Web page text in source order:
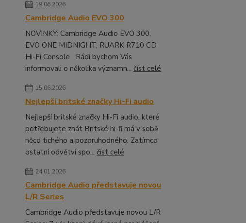
19.06.2026
Cambridge Audio EVO 300
NOVINKY: Cambridge Audio EVO 300,
EVO ONE MIDNIGHT, RUARK R710 CD
Hi-Fi Console Rádi bychom Vás
informovali o několika významn... číst celé
15.06.2026
Nejlepší britské značky Hi-Fi audio
Nejlepší britské značky Hi-Fi audio, které
potřebujete znát Britské hi-fi má v sobě
něco tichého a pozoruhodného. Zatímco
ostatní odvětví spo... číst celé
24.01.2026
Cambridge Audio představuje novou
L/R Series
Cambridge Audio představuje novou L/R